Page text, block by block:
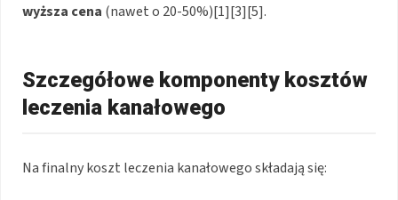
wyższa cena (nawet o 20-50%)[1][3][5].
Szczegółowe komponenty kosztów
leczenia kanałowego
Na finalny koszt leczenia kanałowego składają się: